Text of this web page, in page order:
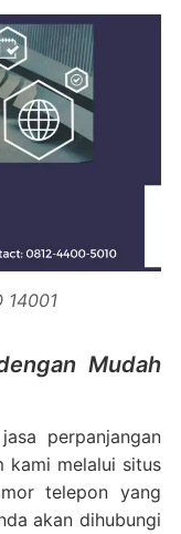
14001
Mudah
perpanjangan
kami melalui situs
telepon yang
akan dihubungi